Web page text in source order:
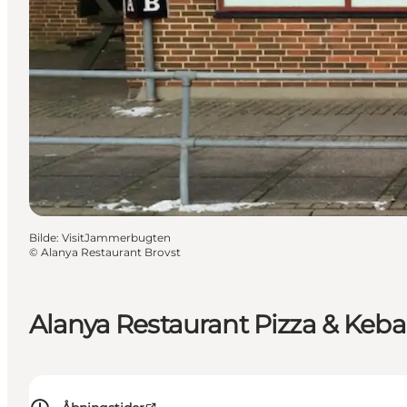
Alanya Restaurant Pizza &
Bilde: VisitJammerbugten
© Alanya Restaurant Brovst